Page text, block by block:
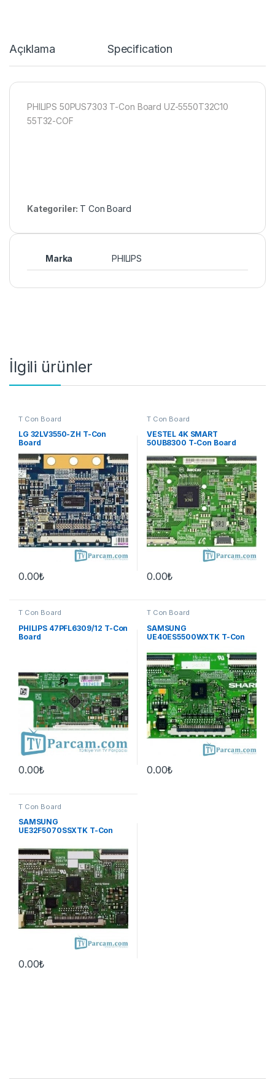
Açıklama Specification
PHILIPS 50PUS7303 T-Con Board UZ-5550T32C10
55T32-COF
Kategoriler: T Con Board
Marka PHILIPS
İlgili ürünler
T Con Board
LG 32LV3550-ZH T-Con
Board
0.00₺
T Con Board
VESTEL 4K SMART
50UB8300 T-Con Board
0.00₺
T Con Board
PHILIPS 47PFL6309/12 T-Con
Board
0.00₺
T Con Board
SAMSUNG
UE40ES5500WXTK T-Con
0.00₺
T Con Board
SAMSUNG
UE32F5070SSXTK T-Con
0.00₺